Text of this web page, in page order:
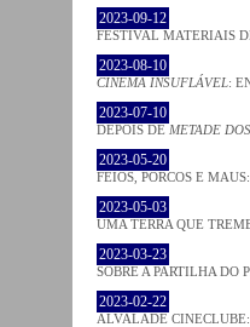
2023-09-12
FESTIVAL MATERIAIS
2023-08-10
CINEMA INSUFLÁVEL:
2023-07-10
DEPOIS DE METADE
2023-05-20
FEIOS, PORCOS E
2023-05-03
UMA TERRA QUE
2023-03-23
SOBRE A PARTILHA DO
2023-02-22
ALVALADE CINECLUBE: